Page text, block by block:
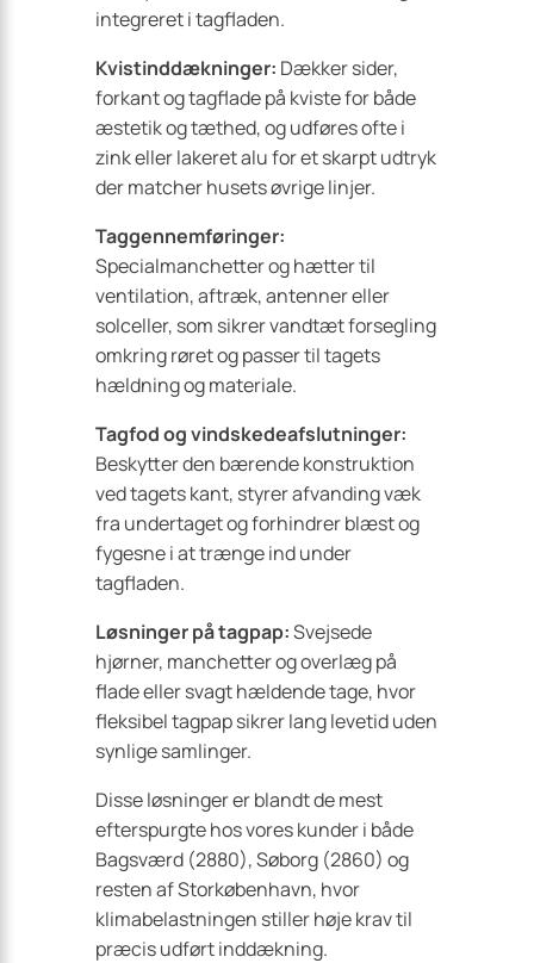
integreret i tagfladen.
Kvistinddækninger: Dækker sider,
forkant og tagflade på kviste for både
æstetik og tæthed, og udføres ofte i
zink eller lakeret alu for et skarpt udtryk
der matcher husets øvrige linjer.
Taggennemføringer:
Specialmanchetter og hætter til
ventilation, aftræk, antenner eller
solceller, som sikrer vandtæt forsegling
omkring røret og passer til tagets
hældning og materiale.
Tagfod og vindskedeafslutninger:
Beskytter den bærende konstruktion
ved tagets kant, styrer afvanding væk
fra undertaget og forhindrer blæst og
fygesne i at trænge ind under
tagfladen.
Løsninger på tagpap:Svejsede
hjørner, manchetter og overlæg på
flade eller svagt hældende tage, hvor
fleksibel tagpap sikrer lang levetid uden
synlige samlinger.
Disse løsninger er blandt de mest
efterspurgte hos vores kunder i både
Bagsværd (2880), Søborg (2860) og
resten af Storkøbenhavn, hvor
klimabelastningen stiller høje krav til
præcis udført inddækning.